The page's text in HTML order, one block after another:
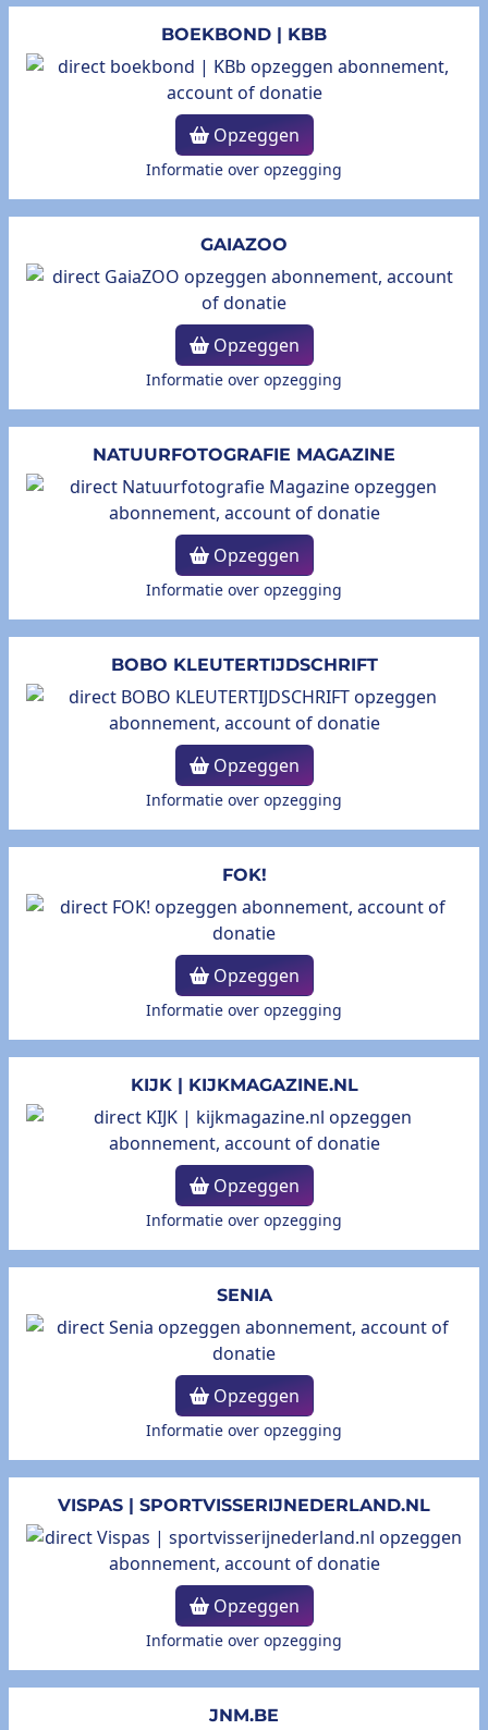
BOEKBOND | KBB
Opzeggen
Informatie over opzegging
GAIAZOO
Opzeggen
Informatie over opzegging
NATUURFOTOGRAFIE MAGAZINE
Opzeggen
Informatie over opzegging
BOBO KLEUTERTIJDSCHRIFT
Opzeggen
Informatie over opzegging
FOK!
Opzeggen
Informatie over opzegging
KIJK | KIJKMAGAZINE.NL
Opzeggen
Informatie over opzegging
SENIA
Opzeggen
Informatie over opzegging
VISPAS | SPORTVISSERIJNEDERLAND.NL
Opzeggen
Informatie over opzegging
JNM.BE